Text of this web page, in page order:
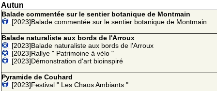
Autun
Balade commentée sur le sentier botanique de Montmain
[2023]Balade commentée sur le sentier botanique de Montmain
Balade naturaliste aux bords de l'Arroux
[2023]Balade naturaliste aux bords de l'Arroux
[2023]Rallye " Patrimoine à vélo "
[2023]Démonstration d'art bioinspiré
Pyramide de Couhard
[2023]Festival " Les Chaos Ambiants "